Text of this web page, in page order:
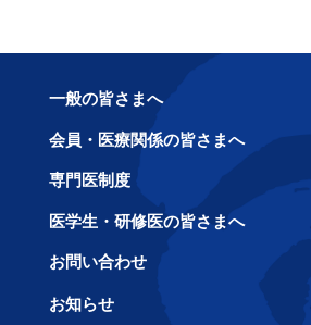
一般の皆さまへ
会員・医療関係の皆さまへ
専門医制度
医学生・研修医の皆さまへ
お問い合わせ
お知らせ